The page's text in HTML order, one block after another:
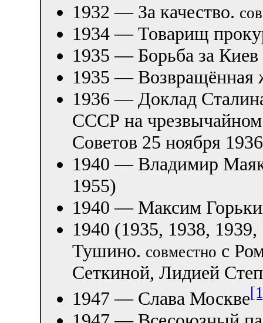
1932 — За качество.
1934 — Товарищ
1935 — Борьба за Киев
1935 — Возвращённая
1936 — Доклад
СССР на
Советов 25 ноября
1940 — Владимир
1955)
1940 — Максим
1940 (1935, 1938,
Тушино. совместно с
Сеткиной, Лидией
1947 — Слава Москве